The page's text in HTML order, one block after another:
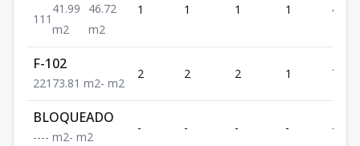
1 1 1
41.99
m2
46.72
m2
1 1 1 1 41.99
F-102
221 73.81 m2- m2
2 2 2 1 73.81
BLOQUEADO
---- m2- m2
- - - - -